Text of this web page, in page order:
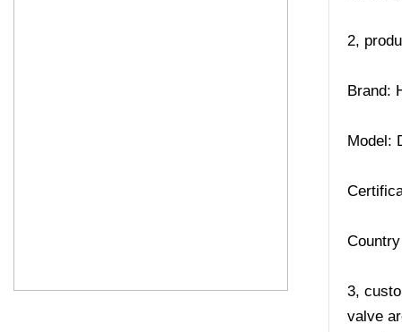
2,
Brand:
Model:
3,
valve